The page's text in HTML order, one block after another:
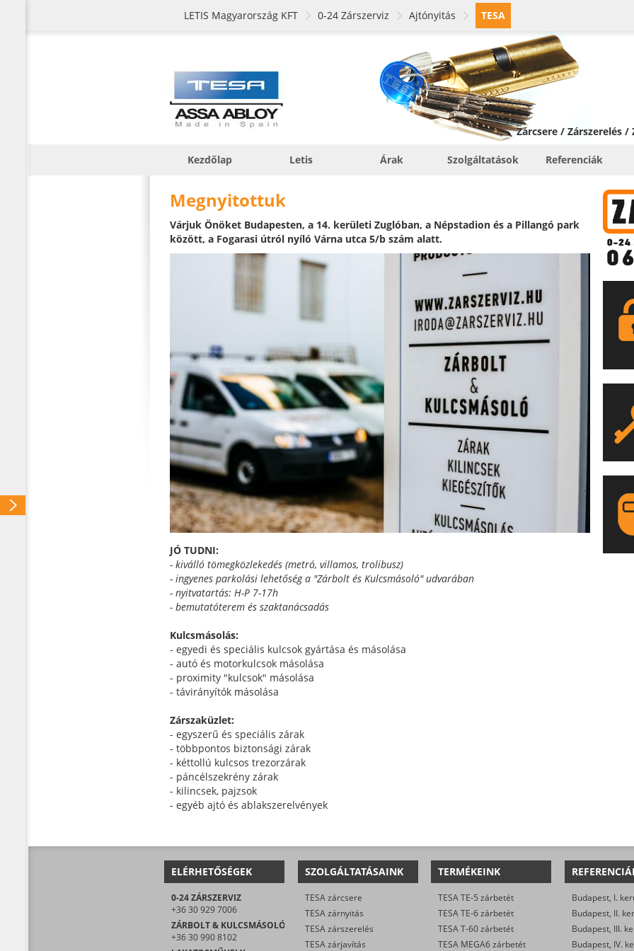
LETIS Magyarország KFT 0-24 Zárszerviz Ajtónyitás TESA
Zárcsere / Zárszerelés
Kezdőlap Letis Árak Szolgáltatások Referenciák
Megnyitottuk
Várjuk Önöket Budapesten, a 14. kerületi Zuglóban, a Népstadion és a Pillangó park
között, a Fogarasi útról nyíló Várna utca 5/b szám alatt.
JÓ TUDNI:
- kiválló tömegközlekedés (metró, villamos, trolibusz)
- ingyenes parkolási lehetőség a "Zárbolt és Kulcsmásoló" udvarában
- nyitvatartás: H-P 7-17h
- bemutatóterem és szaktanácsadás
Kulcsmásolás:
- egyedi és speciális kulcsok gyártása és másolása
- autó és motorkulcsok másolása
- proximity "kulcsok" másolása
- távirányítók másolása
Zárszaküzlet:
- egyszerű és speciális zárak
- többpontos biztonsági zárak
- kéttollú kulcsos trezorzárak
- páncélszekrény zárak
- kilincsek, pajzsok
- egyéb ajtó és ablakszerelvények
ELÉRHETŐSÉGEK
0-24 ZÁRSZERVIZ
+36 30 929 7006
ZÁRBOLT & KULCSMÁSOLÓ
+36 30 990 8102
SZOLGÁLTATÁSAINK
TESA zárcsere
TESA zárnyitás
TESA zárszerelés
TESA zárjavítás
TERMÉKEINK
TESA TE-5 zárbetét
TESA TE-6 zárbetét
TESA T-60 zárbetét
TESA MEGA6 zárbetét
Budapest, I.
Budapest, II.
Budapest, III.
Budapest, IV.